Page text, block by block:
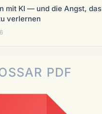
mit KI — und die Angst, das
verlernen
PDF